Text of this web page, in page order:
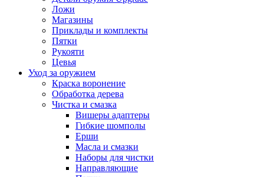
Ложи
Магазины
Приклады и комплекты
Пятки
Рукояти
Цевья
Уход за оружием
Краска воронение
Обработка дерева
Чистка и смазка
Вишеры адаптеры
Гибкие шомполы
Ерши
Масла и смазки
Наборы для чистки
Направляющие